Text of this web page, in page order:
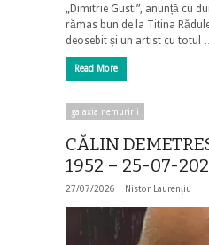
„Dimitrie Gusti”, anunță cu
rămas bun de la Titina
deosebit și un artist cu totul …
Read More
galaxia nemuririi
CĂLIN
1952 – 25-07-
27/07/2026 | Nistor Laurențiu